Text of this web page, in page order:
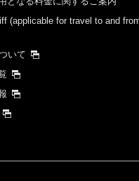
(applicable for travel to and
いて